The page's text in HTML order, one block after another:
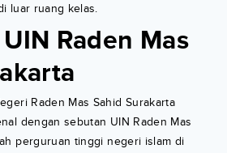
luar ruang kelas.
Raden Mas
Raden Mas Sahid Surakarta
dengan sebutan UIN Raden Mas
perguruan tinggi negeri islam di